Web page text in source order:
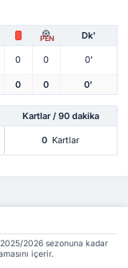
PEN Dk'
0 0 0'
0 0 0'
Kartlar / 90 dakika
0 Kartlar
2026 sezonuna kadar
içerir.